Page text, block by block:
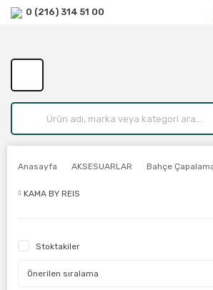
0 (216) 314 51 00
Anasayfa AKSESUARLAR Bahçe
KAMA BY REIS
Stoktakiler